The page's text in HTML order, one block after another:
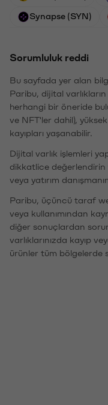
Synapse (SYN)
Sorumluluk reddi
Bu sayfada yer alan
Paribu, dijital varlıkların
herhangi bir öneride
ve NFT'ler dahil),
kayıpları yaşanabilir.
Dijital varlık işlemleri
dikkatlice
veya yatırım
Paribu, üçüncü taraf
veya kullanımından
diğer sonuçlardan
varlıklarınızda kayıp
ürünler tüm bölgelerde